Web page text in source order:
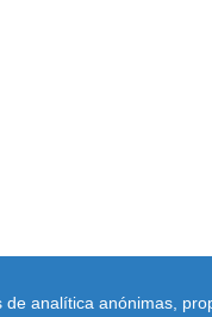
analítica anónimas,